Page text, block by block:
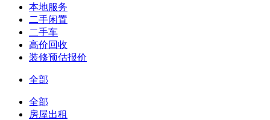
本地服务
二手闲置
二手车
高价回收
装修预估报价
全部
全部
房屋出租